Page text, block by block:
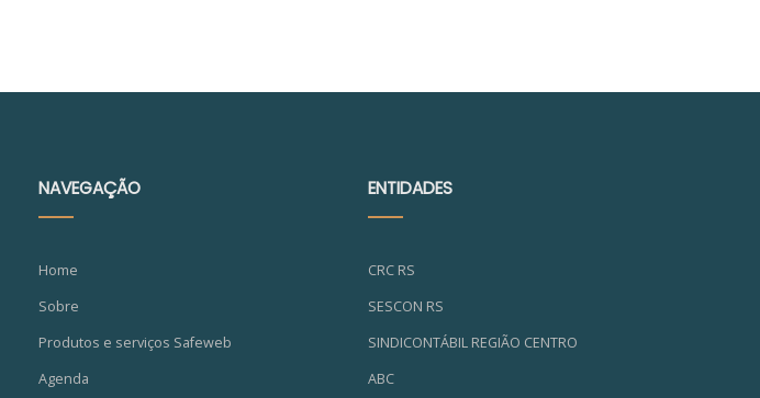
NAVEGAÇÃO
Home
Sobre
Produtos e serviços Safeweb
Agenda
ENTIDADES
CRC RS
SESCON RS
SINDICONTÁBIL REGIÃO CENTRO
ABC